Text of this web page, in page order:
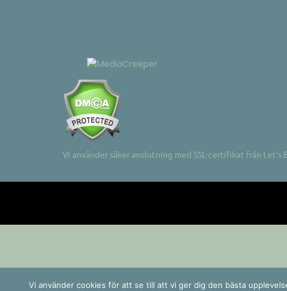
Vi använder säker anslutning med SSL-certifikat från Let's
Vi använder cookies för att se till att vi ger dig den bästa